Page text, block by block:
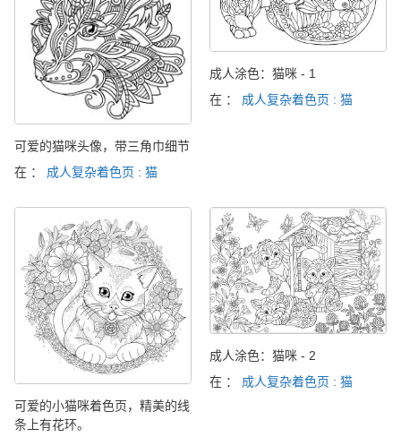
可爱的猫咪头像，带三角巾细节
在 ： 成人复杂着色页 : 猫
成人涂色：猫咪 - 1
在 ： 成人复杂着色页 : 猫
可爱的小猫咪着色页，精美的线
条上有花环。
成人涂色：猫咪 - 2
在 ： 成人复杂着色页 : 猫